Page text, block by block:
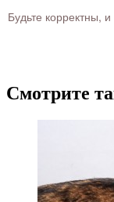
Будьте корректны,
Смотрите